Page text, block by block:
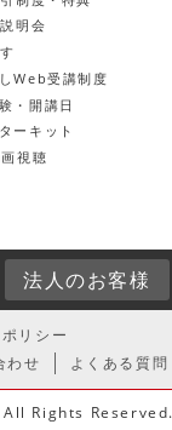
明会
Web受講制度
・開講日
ーキット
視聴
法人のお客様
リシー
わせ よくある質問
All Rights Reserved.